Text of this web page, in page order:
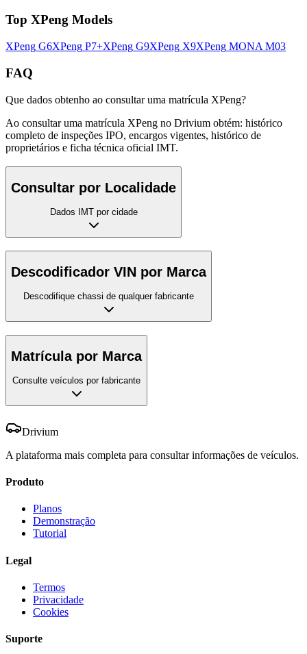
Top XPeng Models
XPeng G6XPeng P7+XPeng G9XPeng X9XPeng MONA M03
FAQ
Que dados obtenho ao consultar uma matrícula XPeng?
Ao consultar uma matrícula XPeng no Drivium obtém: histórico
completo de inspeções IPO, encargos vigentes, histórico de
proprietários e ficha técnica oficial IMT.
Consultar por Localidade
Dados IMT por cidade
Descodificador VIN por Marca
Descodifique chassi de qualquer fabricante
Matrícula por Marca
Consulte veículos por fabricante
Drivium
A plataforma mais completa para consultar informações de veículos.
Produto
Planos
Demonstração
Tutorial
Legal
Termos
Privacidade
Cookies
Suporte